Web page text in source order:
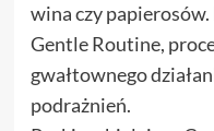
wina czy
Gentle Routine,
gwałtownego
podrażnień.